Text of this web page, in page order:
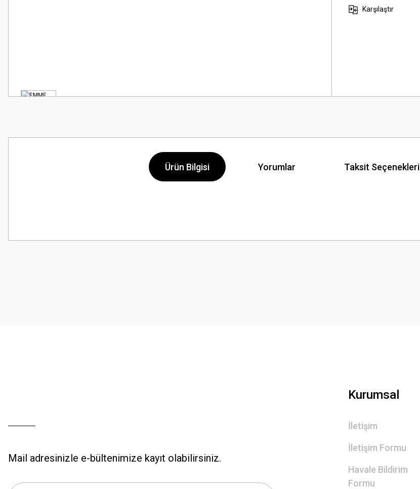
Karşılaştır
Ürün Bilgisi Yorumlar Taksit Seçenekleri
Görüş ve önerileriniz için teşekkür ederiz.
Mail adresinizle e-bültenimize kayıt olabilirsiniz.
Kurumsal
İletişim
İletişim Formu
Havale Bildirim
Formu